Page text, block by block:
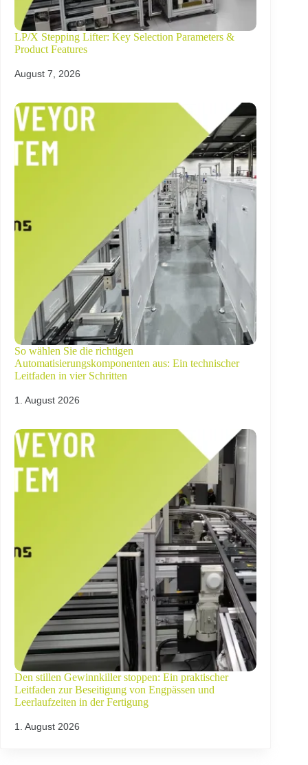
LP/X Stepping Lifter: Key Selection Parameters &
Product Features
August 7, 2026
So wählen Sie die richtigen
Automatisierungskomponenten aus: Ein technischer
Leitfaden in vier Schritten
1. August 2026
Den stillen Gewinnkiller stoppen: Ein praktischer
Leitfaden zur Beseitigung von Engpässen und
Leerlaufzeiten in der Fertigung
1. August 2026